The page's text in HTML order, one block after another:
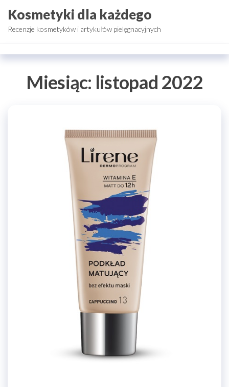
do
treści
Kosmetyki dla każdego
Recenzje kosmetyków i artykułów pielęgnacyjnych
Miesiąc: listopad 2022